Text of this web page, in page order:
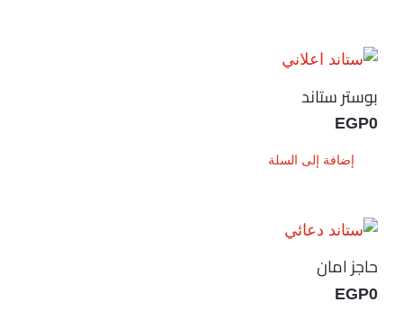
بوستر ستاند
EGP0
إضافة إلى السلة
حاجز امان
EGP0